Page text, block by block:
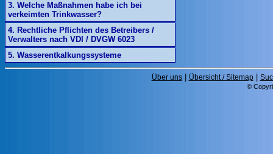
3. Welche Maßnahmen habe ich bei
verkeimten Trinkwasser?
4. Rechtliche Pflichten des Betreibers /
Verwalters nach VDI / DVGW 6023
5. Wasserentkalkungssysteme
Über uns| Übersicht / Sitemap|
©